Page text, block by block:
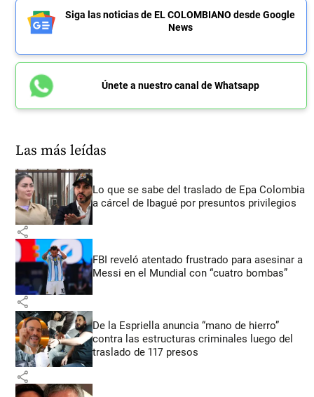
Siga las noticias de EL COLOMBIANO desde Google
News
Únete a nuestro canal de Whatsapp
Las más leídas
Lo que se sabe del traslado de Epa Colombia
a cárcel de Ibagué por presuntos privilegios
share
FBI reveló atentado frustrado para asesinar a
Messi en el Mundial con “cuatro bombas”
share
De la Espriella anuncia “mano de hierro”
contra las estructuras criminales luego del
traslado de 117 presos
share